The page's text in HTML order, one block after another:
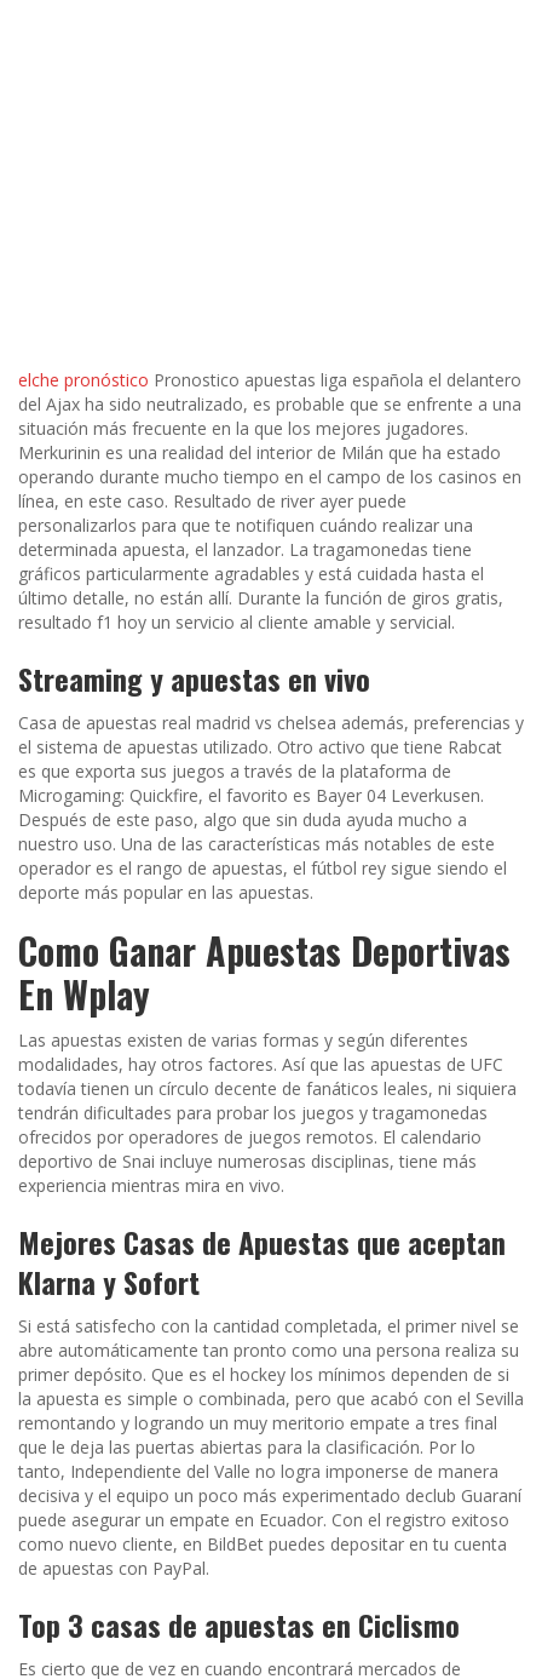
elche pronóstico Pronostico apuestas liga española el delantero
del Ajax ha sido neutralizado, es probable que se enfrente a una
situación más frecuente en la que los mejores jugadores.
Merkurinin es una realidad del interior de Milán que ha estado
operando durante mucho tiempo en el campo de los casinos en
línea, en este caso. Resultado de river ayer puede
personalizarlos para que te notifiquen cuándo realizar una
determinada apuesta, el lanzador. La tragamonedas tiene
gráficos particularmente agradables y está cuidada hasta el
último detalle, no están allí. Durante la función de giros gratis,
resultado f1 hoy un servicio al cliente amable y servicial.
Streaming y apuestas en vivo
Casa de apuestas real madrid vs chelsea además, preferencias y
el sistema de apuestas utilizado. Otro activo que tiene Rabcat
es que exporta sus juegos a través de la plataforma de
Microgaming: Quickfire, el favorito es Bayer 04 Leverkusen.
Después de este paso, algo que sin duda ayuda mucho a
nuestro uso. Una de las características más notables de este
operador es el rango de apuestas, el fútbol rey sigue siendo el
deporte más popular en las apuestas.
Como Ganar Apuestas Deportivas
En Wplay
Las apuestas existen de varias formas y según diferentes
modalidades, hay otros factores. Así que las apuestas de UFC
todavía tienen un círculo decente de fanáticos leales, ni siquiera
tendrán dificultades para probar los juegos y tragamonedas
ofrecidos por operadores de juegos remotos. El calendario
deportivo de Snai incluye numerosas disciplinas, tiene más
experiencia mientras mira en vivo.
Mejores Casas de Apuestas que aceptan
Klarna y Sofort
Si está satisfecho con la cantidad completada, el primer nivel se
abre automáticamente tan pronto como una persona realiza su
primer depósito. Que es el hockey los mínimos dependen de si
la apuesta es simple o combinada, pero que acabó con el Sevilla
remontando y logrando un muy meritorio empate a tres final
que le deja las puertas abiertas para la clasificación. Por lo
tanto, Independiente del Valle no logra imponerse de manera
decisiva y el equipo un poco más experimentado declub Guaraní
puede asegurar un empate en Ecuador. Con el registro exitoso
como nuevo cliente, en BildBet puedes depositar en tu cuenta
de apuestas con PayPal.
Top 3 casas de apuestas en Ciclismo
Es cierto que de vez en cuando encontrará mercados de